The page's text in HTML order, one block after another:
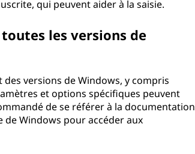
qui peuvent aider à la saisie.
les versions de
versions de Windows, y compris
et options spécifiques peuvent
de se référer à la documentation
de Windows pour accéder aux